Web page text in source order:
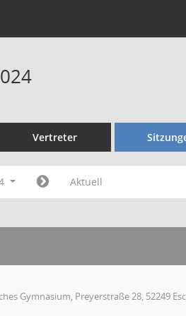
Vertreter
Aktuell
Gymnasium, Preyerstraße 28, 52249